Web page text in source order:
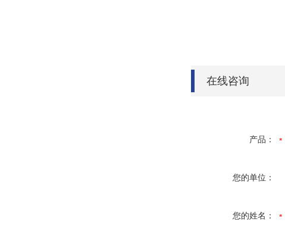
在线咨询
产品：
您的单位：
您的姓名：